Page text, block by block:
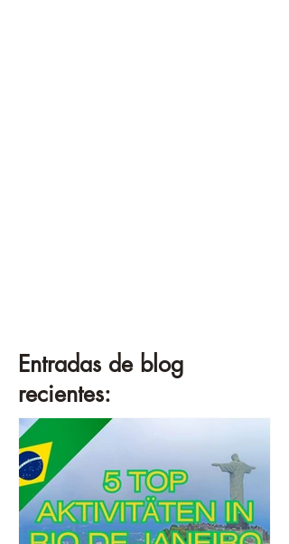
Entradas de blog
recientes: